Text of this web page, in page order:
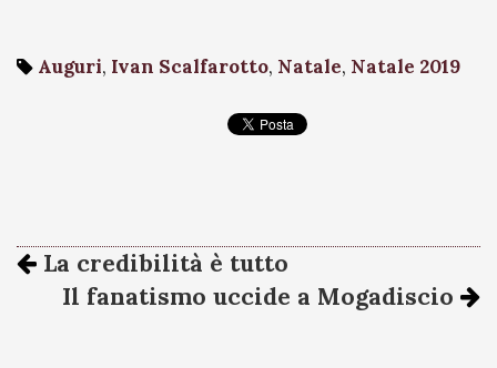
Auguri, Ivan Scalfarotto, Natale, Natale 2019
La credibilità è tutto
Il fanatismo uccide a Mogadiscio